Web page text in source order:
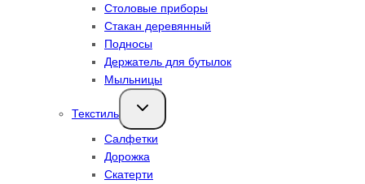
Столовые приборы
Стакан деревянный
Подносы
Держатель для бутылок
Мыльницы
Текстиль
Переключить
дочернее
Салфетки
Дорожка
Скатерти